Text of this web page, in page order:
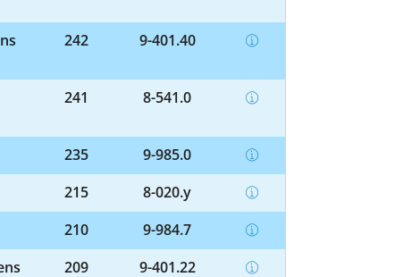
242 9-401.40
241 8-541.0
235
9-985.0
215
8-020.y
210
9-984.7
209 9-401.22